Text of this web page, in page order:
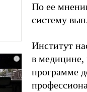
По ее
систему
Институт
в медицине,
программе